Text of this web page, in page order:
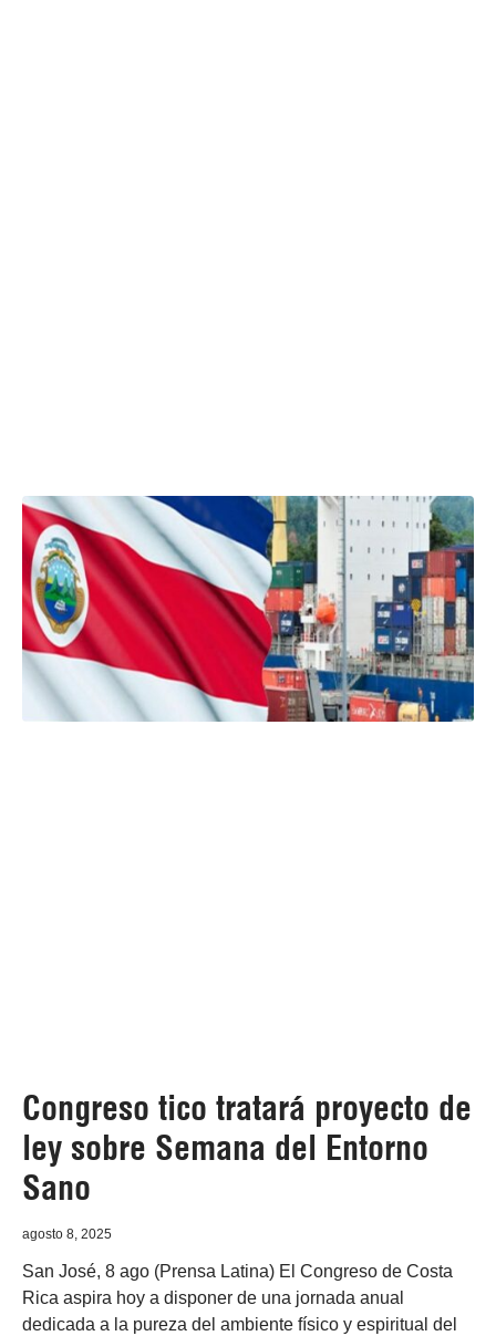
Congreso tico tratará proyecto de
ley sobre Semana del Entorno
Sano
agosto 8, 2025
San José, 8 ago (Prensa Latina) El Congreso de Costa
Rica aspira hoy a disponer de una jornada anual
dedicada a la pureza del ambiente físico y espiritual del